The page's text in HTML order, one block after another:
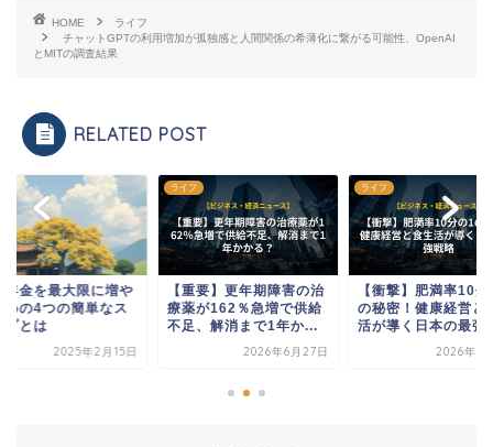
HOME
ライフ
チャットGPTの利用増加が孤独感と人間関係の希薄化に繋がる可能性、OpenAI
とMITの調査結果
RELATED POST
年金を最大限に増や
めの4つの簡単なス
プとは
2025年2月15日
ライフ
【重要】更年期障害の治
療薬が162％急増で供給
不足、解消まで1年か...
2026年6月27日
ライフ
【衝撃】肥満率10
の秘密！健康経営と
活が導く日本の最強
2026年6